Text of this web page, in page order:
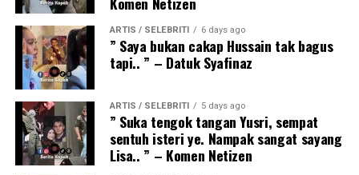
ARTIS / SELEBRITI 6 days ago
” Saya bukan cakap Hussain tak bagus
tapi.. ” – Datuk Syafinaz
ARTIS / SELEBRITI 5 days ago
” Suka tengok tangan Yusri, sempat
sentuh isteri ye. Nampak sangat sayang
Lisa.. ” – Komen Netizen